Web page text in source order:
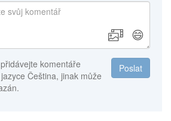
😄
Poslat
komentáře
Čeština, jinak může